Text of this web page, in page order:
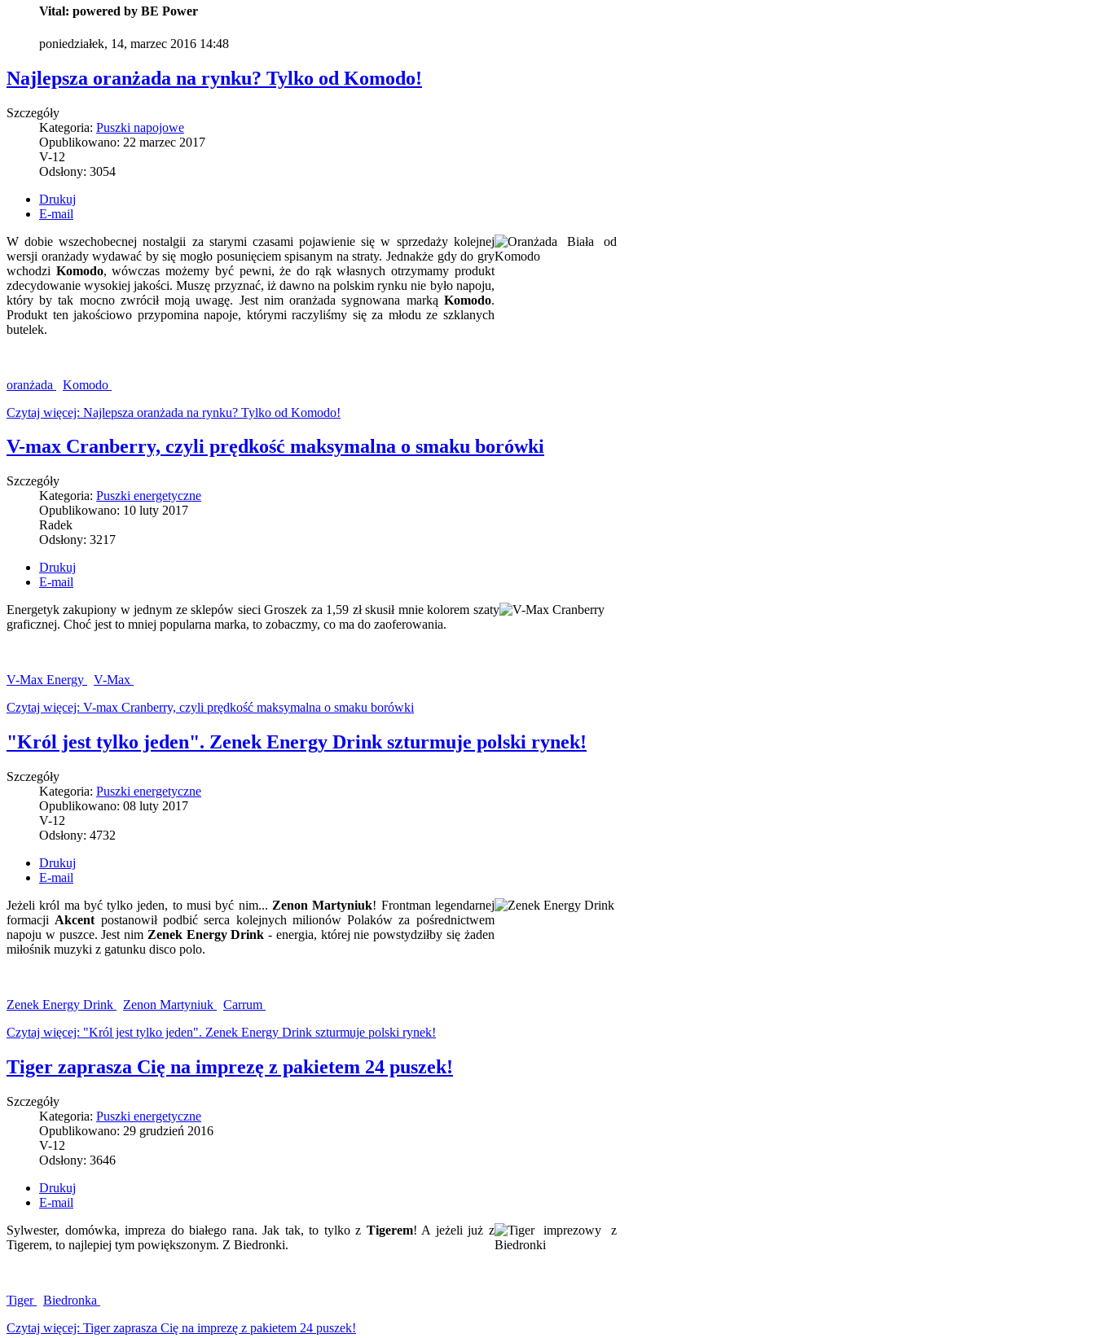
Vital: powered by BE Power
poniedziałek, 14, marzec 2016 14:48
Najlepsza oranżada na rynku? Tylko od Komodo!
Szczegóły
Kategoria: Puszki napojowe
Opublikowano: 22 marzec 2017
V-12
Odsłony: 3054
Drukuj
E-mail
W dobie wszechobecnej nostalgii za starymi czasami pojawienie się w sprzedaży kolejnej
wersji oranżady wydawać by się mogło posunięciem spisanym na straty. Jednakże gdy do gry
wchodzi Komodo, wówczas możemy być pewni, że do rąk własnych otrzymamy produkt
zdecydowanie wysokiej jakości. Muszę przyznać, iż dawno na polskim rynku nie było napoju,
który by tak mocno zwrócił moją uwagę. Jest nim oranżada sygnowana marką Komodo.
Produkt ten jakościowo przypomina napoje, którymi raczyliśmy się za młodu ze szklanych
butelek.
oranżada
Komodo
Czytaj więcej: Najlepsza oranżada na rynku? Tylko od Komodo!
V-max Cranberry, czyli prędkość maksymalna o smaku borówki
Szczegóły
Kategoria: Puszki energetyczne
Opublikowano: 10 luty 2017
Radek
Odsłony: 3217
Drukuj
E-mail
Energetyk zakupiony w jednym ze sklepów sieci Groszek za 1,59 zł skusił mnie kolorem szaty
graficznej. Choć jest to mniej popularna marka, to zobaczmy, co ma do zaoferowania.
V-Max Energy
V-Max
Czytaj więcej: V-max Cranberry, czyli prędkość maksymalna o smaku borówki
"Król jest tylko jeden". Zenek Energy Drink szturmuje polski rynek!
Szczegóły
Kategoria: Puszki energetyczne
Opublikowano: 08 luty 2017
V-12
Odsłony: 4732
Drukuj
E-mail
Jeżeli król ma być tylko jeden, to musi być nim... Zenon Martyniuk! Frontman legendarnej
formacji Akcent postanowił podbić serca kolejnych milionów Polaków za pośrednictwem
napoju w puszce. Jest nim Zenek Energy Drink - energia, której nie powstydziłby się żaden
miłośnik muzyki z gatunku disco polo.
Zenek Energy Drink Zenon Martyniuk
Carrum
Czytaj więcej: "Król jest tylko jeden". Zenek Energy Drink szturmuje polski rynek!
Tiger zaprasza Cię na imprezę z pakietem 24 puszek!
Szczegóły
Kategoria: Puszki energetyczne
Opublikowano: 29 grudzień 2016
V-12
Odsłony: 3646
Drukuj
E-mail
Sylwester, domówka, impreza do białego rana. Jak tak, to tylko z Tigerem! A jeżeli już z
Tigerem, to najlepiej tym powiększonym. Z Biedronki.
Tiger
Biedronka
Czytaj więcej: Tiger zaprasza Cię na imprezę z pakietem 24 puszek!